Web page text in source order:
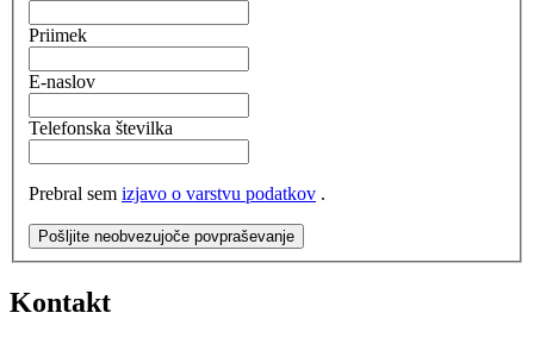
Priimek
E-naslov
Telefonska številka
Prebral sem izjavo o varstvu podatkov .
Pošljite neobvezujoče povpraševanje
Kontakt